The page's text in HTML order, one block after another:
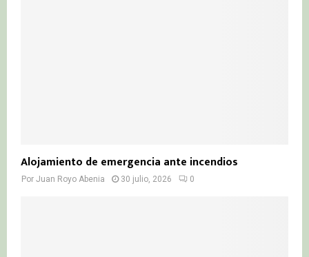
Alojamiento de emergencia ante incendios
Por Juan Royo Abenia 30 julio, 2026 0